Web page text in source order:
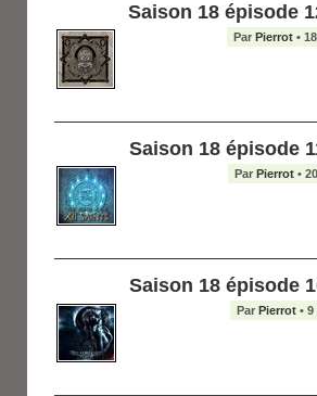
Saison 18 épisode
Par Pierrot•
Saison 18 épisode
Par Pierrot•
Saison 18 épisode
Par Pierrot •